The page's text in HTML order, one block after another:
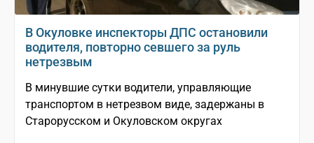
В Окуловке инспекторы ДПС остановили
водителя, повторно севшего за руль
нетрезвым
В минувшие сутки водители, управляющие
транспортом в нетрезвом виде, задержаны в
Старорусском и Окуловском округах